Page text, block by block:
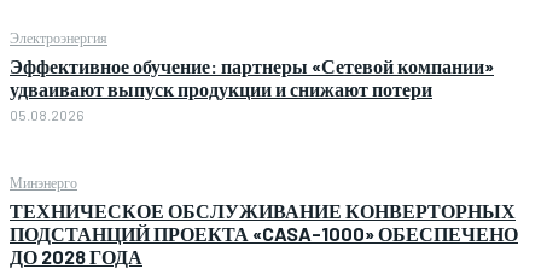
Электроэнергия
Эффективное обучение: партнеры «Сетевой компании»
удваивают выпуск продукции и снижают потери
05.08.2026
Минэнерго
ТЕХНИЧЕСКОЕ ОБСЛУЖИВАНИЕ КОНВЕРТОРНЫХ
ПОДСТАНЦИЙ ПРОЕКТА «CASA-1000» ОБЕСПЕЧЕНО
ДО 2028 ГОДА